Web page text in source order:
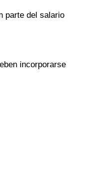
parte del salario
incorporarse